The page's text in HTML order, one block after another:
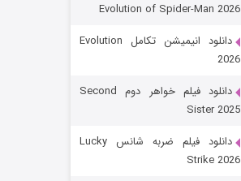
قسمت۱۵ (دوبله) منتشر شد
Evolution of Spider-Man 2026
دانلود انیمیشن تکامل Evolution
2026
دانلود فیلم خواهر دوم Second
Sister 2025
دانلود فیلم ضربه شانس Lucky
Strike 2026